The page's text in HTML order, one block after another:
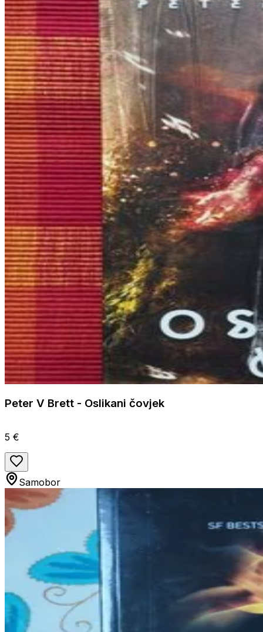
Peter V Brett - Oslikani čovjek
5 €
Samobor